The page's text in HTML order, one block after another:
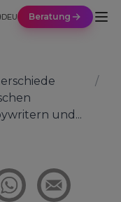
DEU Beratung
und...
/